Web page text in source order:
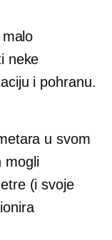
neke
i pohranu.
u svom
mogli
(i svoje